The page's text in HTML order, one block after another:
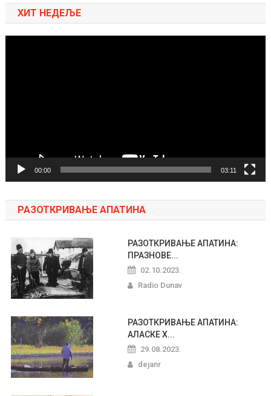
ХИТ НЕДЕЉЕ
00:00 03:11
РАЗОТКРИВАЊЕ АПАТИНА
РАЗОТКРИВАЊЕ АПАТИНА:
ПРАЗНОВЕ...
02.10.2023.
Radio Dunav
РАЗОТКРИВАЊЕ АПАТИНА:
АЛАСКЕ Х...
29.08.2023.
dejanr